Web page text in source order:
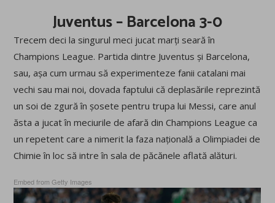
Juventus – Barcelona 3-0
Trecem deci la singurul meci jucat marți seară în
Champions League. Partida dintre Juventus și Barcelona,
sau, așa cum urmau să experimenteze fanii catalani mai
vechi sau mai noi, dovada faptului că deplasările reprezintă
un soi de zgură în șosete pentru trupa lui Messi, care anul
ăsta a jucat în meciurile de afară din Champions League ca
un repetent care a nimerit la faza națională a Olimpiadei de
Chimie în loc să intre în sala de păcănele aflată alături.
Embed from Getty Images